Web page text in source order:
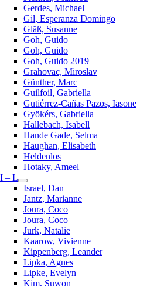
Gerdes, Michael
Gil, Esperanza Domingo
Gläß, Susanne
Goh, Guido
Goh, Guido
Goh, Guido 2019
Grahovac, Miroslav
Günther, Marc
Guilfoil, Gabriella
Gutiérrez-Cañas Pazos, Iasone
Gyökérs, Gabriella
Hallebach, Isabell
Hande Gade, Selma
Haughan, Elisabeth
Heldenlos
Hotaky, Ameel
I – L
Israel, Dan
Jantz, Marianne
Joura, Coco
Joura, Coco
Jurk, Natalie
Kaarow, Vivienne
Kippenberg, Leander
Lipka, Agnes
Lipke, Evelyn
Kim, Suwon